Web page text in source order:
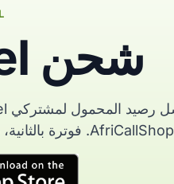
شحن Airtel إلى أوغندا
AfriCallShop. فوترة بالثانية، بدون اشتراك، بدون رسوم خفية.